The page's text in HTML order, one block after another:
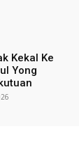
Kekal Ke
Yong